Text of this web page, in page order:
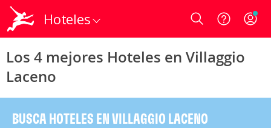
Hoteles Login
Los 4 mejores Hoteles en Villaggio
Laceno
BUSCA HOTELES EN VILLAGGIO LACENO